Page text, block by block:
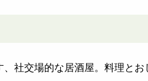
社交場的な居酒屋。料理と